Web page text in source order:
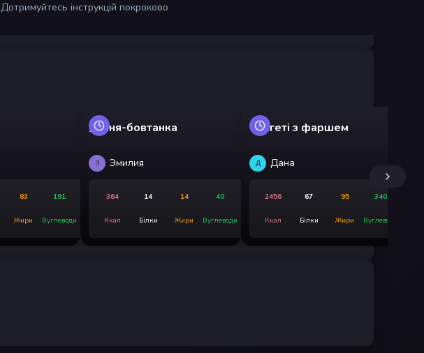
Дотримуйтесь інструкцій покроково
83
Жири
191
Вуглеводи
Яєчня-бовтанка
Э Эмилия
364
Ккал
14
Білки
14
Жири
40
Вуглеводи
Спагеті з фаршем
Д Дана
2456
Ккал
67
Білки
95
Жири
340
Вуглеводи